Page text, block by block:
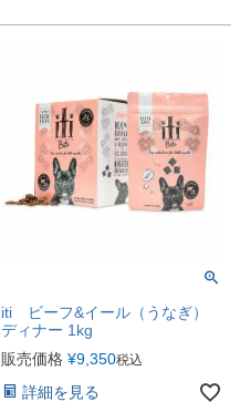
iti ビーフ&イール（うなぎ）
ディナー 1kg
販売価格 ¥9,350税込
詳細を見る